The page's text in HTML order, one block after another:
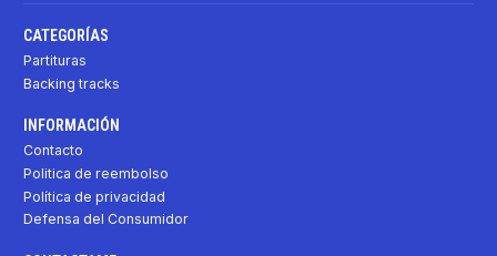
CATEGORÍAS
Partituras
Backing tracks
INFORMACIÓN
Contacto
Politica de reembolso
Política de privacidad
Defensa del Consumidor